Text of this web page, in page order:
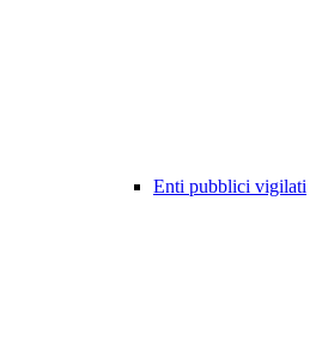
Enti pubblici vigilati